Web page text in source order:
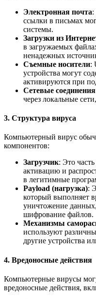
Электронная почта:
ссылки в письмах
системы.
Загрузки из
в загружаемых
ненадежных
Съемные носители:
устройства могут
активируются при
Сетевые соединения
через локальные
3. Структура вируса
Компьютерный вирус
компонентов:
Загрузчик: Это часть
активацию и
в легитимные
Payload (нагрузка):
который выполняет
уничтожение
шифрование файлов.
Механизмы
используют
другие устройства
4. Вредоносные действия
Компьютерные вирусы
вредоносные действия,